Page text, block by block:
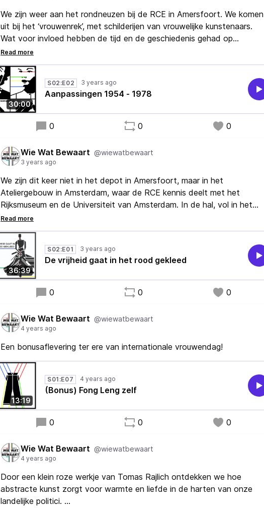
We zijn weer aan het rondneuzen bij de RCE in Amersfoort. We komen
uit bij het ‘vrouwenrek’, met schilderijen van vrouwelijke kunstenaars.
Wat voor invloed hebben de tijd en de geschiedenis gehad op
vrouwen in de kunst? En hoe kijken we daar vandaag de dag naar?
De RCE (De Rijksdienst voor het Cultureel Erfgoed) doet onderzoek
naar vrouwen in de rijkscollectie. Hoeveel kunstwerken van vrouwen
worden er eigenlijk bewaard en wat vertelt dat over de collectie?
30:00
S02:E02 3 years ago
Aanpassingen 1954 - 1978
0 0 0
Wie Wat Bewaart @wiewatbewaart
3 years ago
We zijn dit keer niet in het depot in Amersfoort, maar in het
Ateliergebouw in Amsterdam, waar de RCE kennis deelt met het
Rijksmuseum en de Universiteit van Amsterdam. In de hal, vol in het
licht en net voor het beveiligde gedeelte, hangt een wandkleed. Voor
sommigen is het het tentoonstellen van een onbekend werk, voor
sommigen een onderzoek, voor anderen een enorm risico. En voor de
maker zelf?
36:39
S02:E01 3 years ago
De vrijheid gaat in het rood gekleed
0 0 0
Wie Wat Bewaart @wiewatbewaart
4 years ago
Een bonusaflevering ter ere van internationale vrouwendag!
13:19
S01:E07 4 years ago
(Bonus) Fong Leng zelf
0 0 0
Wie Wat Bewaart @wiewatbewaart
4 years ago
Door een klein roze werkje van Tomas Rajlich ontdekken we hoe
abstracte kunst zorgt voor warmte en liefde in de harten van onze
landelijke politici.